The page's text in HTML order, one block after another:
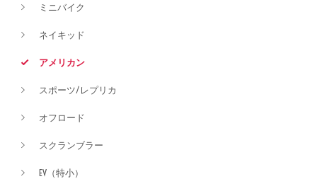
ミニバイク
ネイキッド
アメリカン
スポーツ/レプリカ
オフロード
スクランブラー
EV（特小）
価格